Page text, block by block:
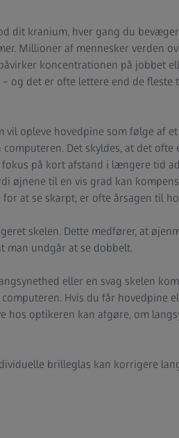
dit kranium, hver gang du
Millioner af mennesker verden
koncentrationen på jobbet
og det er ofte lettere end de fleste
vil opleve hovedpine som følge af
Det skyldes, at det ofte
på kort afstand i længere tid
øjnene til en vis grad kan
at se skarpt, er ofte årsagen til
skelen. Dette medfører, at
man undgår at se dobbelt.
eller en svag skelen
Hvis du får hovedpine
hos optikeren kan afgøre, om
brilleglas kan korrigere